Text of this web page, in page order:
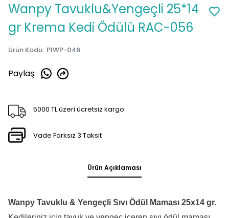
Wanpy Tavuklu&Yengeçli 25*14
gr Krema Kedi Ödülü RAC-056
Ürün Kodu: PIWP-046
Paylaş:
5000 TL üzeri ücretsiz kargo
Vade Farksız 3 Taksit
Ürün Açıklaması
Wanpy Tavuklu & Yengeçli Sıvı Ödül Maması 25x14 gr.